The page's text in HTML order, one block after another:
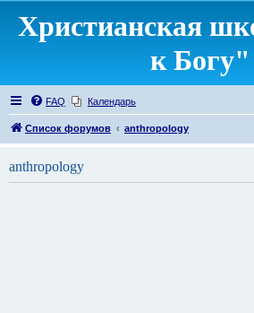
Христианская
к Богу"
FAQ Календарь
Список форумов anthropology
anthropology